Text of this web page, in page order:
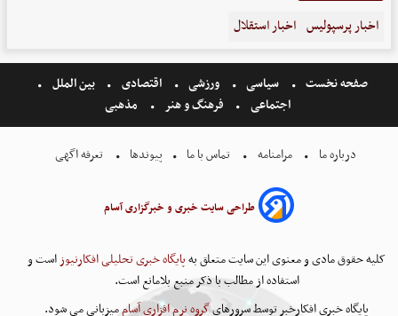
اخبار پرسپولیس اخبار استقلال
صفحه نخست سیاسی ورزشی اقتصادی
بین الملل
اجتماعی
فرهنگ و هنر مذهبی
درباره ما مرامنامه تماس با ما پیوندها تعرفه اگهی
طراحی سایت خبری و خبرگزاری آسام
کلیه حقوق مادی و معنوی این سایت متعلق بهپایگاه خبری تحلیلی افکارنیوزاست و
استفاده از مطالب با ذکر منبع بلامانع است.
پایگاه خبری افکارخبر توسط سرورهایگروه نرم افزاری آساممیزبانی می شود.